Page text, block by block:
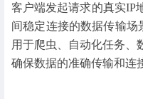
客户端发起请求的真实IP
间稳定连接的数据传输场
用于爬虫、自动化任务、
确保数据的准确传输和连